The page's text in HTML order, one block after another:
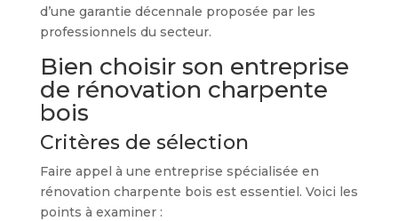
d’une garantie décennale proposée par les
professionnels du secteur.
Bien choisir son entreprise
de rénovation charpente
bois
Critères de sélection
Faire appel à une entreprise spécialisée en
rénovation charpente bois est essentiel. Voici les
points à examiner :